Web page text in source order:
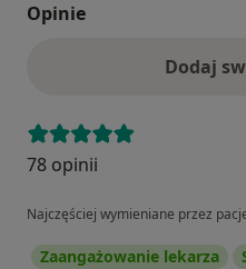
Opinie
Dodaj
78 opinii
Najczęściej wymieniane przez
Zaangażowanie lekarza